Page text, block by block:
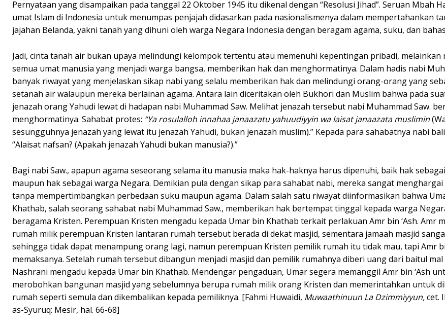
Pernyataan yang disampaikan pada tanggal 22 Oktober 1945 itu dikenal dengan “Resolusi Jihad”. Seruan Mbah
umat Islam di Indonesia untuk menumpas penjajah didasarkan pada nasionalismenya dalam mempertahankan
jajahan Belanda, yakni tanah yang dihuni oleh warga Negara Indonesia dengan beragam agama, suku, dan
Jadi, cinta tanah air bukan upaya melindungi kelompok tertentu atau memenuhi kepentingan pribadi, melainkan
semua umat manusia yang menjadi warga bangsa, memberikan hak dan menghormatinya. Dalam hadis nabi
banyak riwayat yang menjelaskan sikap nabi yang selalu memberikan hak dan melindungi orang-orang yang
setanah air walaupun mereka berlainan agama. Antara lain diceritakan oleh Bukhori dan Muslim bahwa pada
jenazah orang Yahudi lewat di hadapan nabi Muhammad Saw. Melihat jenazah tersebut nabi Muhammad Saw.
menghormatinya. Sahabat protes: “Ya rosulalloh innahaa janaazatu yahuudiyyin wa laisat janaazata muslimin
sesungguhnya jenazah yang lewat itu jenazah Yahudi, bukan jenazah muslim).” Kepada para sahabatnya nabi
“Alaisat nafsan? (Apakah jenazah Yahudi bukan manusia?).”
Bagi nabi Saw., apapun agama seseorang selama itu manusia maka hak-haknya harus dipenuhi, baik hak
maupun hak sebagai warga Negara. Demikian pula dengan sikap para sahabat nabi, mereka sangat
tanpa mempertimbangkan perbedaan suku maupun agama. Dalam salah satu riwayat diinformasikan bahwa
Khathab, salah seorang sahabat nabi Muhammad Saw., memberikan hak bertempat tinggal kepada warga
beragama Kristen. Perempuan Kristen mengadu kepada Umar bin Khathab terkait perlakuan Amr bin ‘Ash. Amr
rumah milik perempuan Kristen lantaran rumah tersebut berada di dekat masjid, sementara jamaah masjid
sehingga tidak dapat menampung orang lagi, namun perempuan Kristen pemilik rumah itu tidak mau, tapi Amr
memaksanya. Setelah rumah tersebut dibangun menjadi masjid dan pemilik rumahnya diberi uang dari baitul
Nashrani mengadu kepada Umar bin Khathab. Mendengar pengaduan, Umar segera memanggil Amr bin ‘Ash
merobohkan bangunan masjid yang sebelumnya berupa rumah milik orang Kristen dan memerintahkan untuk
rumah seperti semula dan dikembalikan kepada pemiliknya. [Fahmi Huwaidi, Muwaathinuun La Dzimmiyyun,cet.
as-Syuruq: Mesir, hal. 66-68]